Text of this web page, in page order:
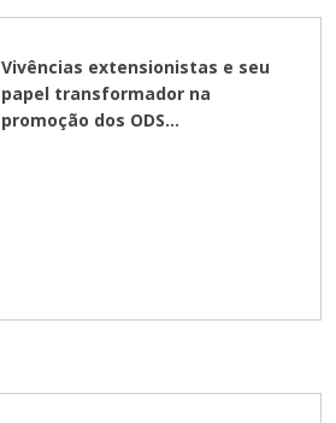
Vivências extensionistas e seu
papel transformador na
promoção dos ODS...